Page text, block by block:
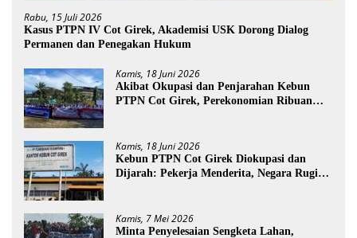
Rabu, 15 Juli 2026
Kasus PTPN IV Cot Girek, Akademisi USK Dorong Dialog
Permanen dan Penegakan Hukum
Kamis, 18 Juni 2026
Akibat Okupasi dan Penjarahan Kebun
PTPN Cot Girek, Perekonomian Ribuan
Kamis, 18 Juni 2026
Kebun PTPN Cot Girek Diokupasi dan
Dijarah: Pekerja Menderita, Negara Rugi
Kamis, 7 Mei 2026
Minta Penyelesaian Sengketa Lahan,